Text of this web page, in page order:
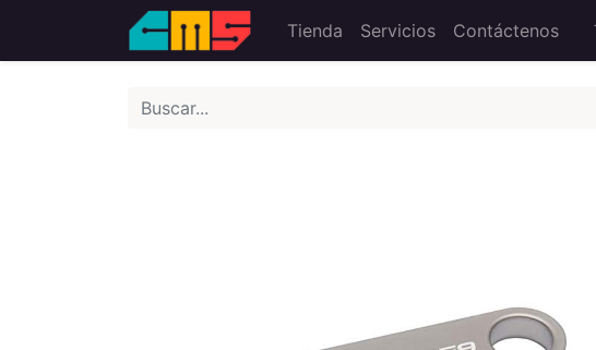
Tienda Servicios Contáctenos